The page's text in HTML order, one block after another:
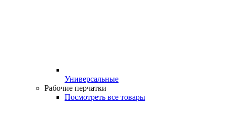
Универсальные
Рабочие перчатки
Посмотреть все товары